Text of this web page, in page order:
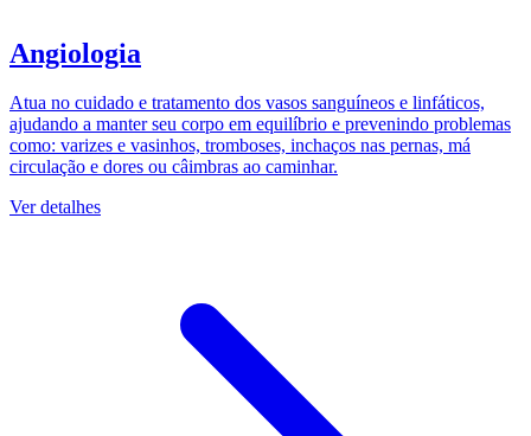
Angiologia
Atua no cuidado e tratamento dos vasos sanguíneos e linfáticos,
ajudando a manter seu corpo em equilíbrio e prevenindo problemas
como: varizes e vasinhos, tromboses, inchaços nas pernas, má
circulação e dores ou câimbras ao caminhar.
Ver detalhes